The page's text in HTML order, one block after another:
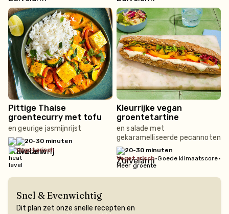
Pittige Thaise
groentecurry met tofu
en geurige jasmijnrijst
20-30 minuten
vegetarisch
Kleurrijke vegan
groentetartine
en salade met
gekaramelliseerde pecannoten
20-30 minuten
vegetarisch•Goede klimaatscore•
Meer groente
Snel & Evenwichtig
Dit plan zet onze snelle recepten en